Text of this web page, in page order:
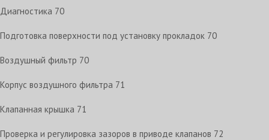
Диагностика 70
Подготовка поверхности под установку прокладок 70
Воздушный фильтр 70
Корпус воздушного фильтра 71
Клапанная крышка 71
Проверка и регулировка зазоров в приводе клапанов 72